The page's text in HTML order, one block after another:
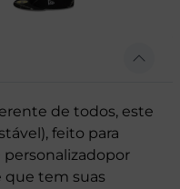
de todos, este
feito para
que tem suas